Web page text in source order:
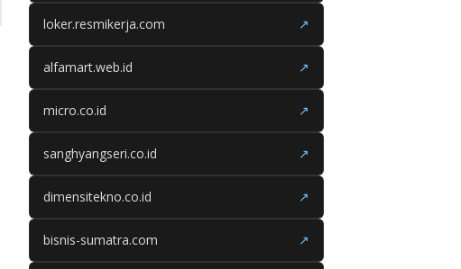
loker.resmikerja.com ↗
alfamart.web.id ↗
micro.co.id ↗
sanghyangseri.co.id ↗
dimensitekno.co.id ↗
bisnis-sumatra.com ↗